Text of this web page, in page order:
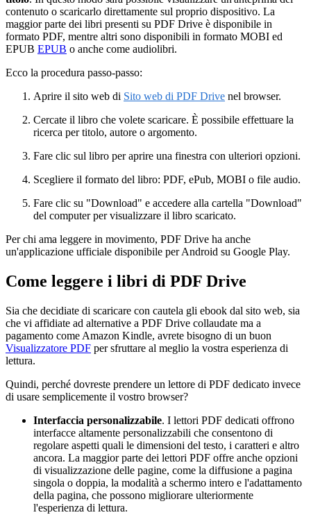
contenuto o scaricarlo direttamente sul proprio dispositivo. La
maggior parte dei libri presenti su PDF Drive è disponibile in
formato PDF, mentre altri sono disponibili in formato MOBI ed
EPUB EPUB o anche come audiolibri.
Ecco la procedura passo-passo:
Aprire il sito web di Sito web di PDF Drive nel browser.
Cercate il libro che volete scaricare. È possibile effettuare la
ricerca per titolo, autore o argomento.
Fare clic sul libro per aprire una finestra con ulteriori opzioni.
Scegliere il formato del libro: PDF, ePub, MOBI o file audio.
Fare clic su "Download" e accedere alla cartella "Download"
del computer per visualizzare il libro scaricato.
Per chi ama leggere in movimento, PDF Drive ha anche
un'applicazione ufficiale disponibile per Android su Google Play.
Come leggere i libri di PDF Drive
Sia che decidiate di scaricare con cautela gli ebook dal sito web, sia
che vi affidiate ad alternative a PDF Drive collaudate ma a
pagamento come Amazon Kindle, avrete bisogno di un buon
Visualizzatore PDF per sfruttare al meglio la vostra esperienza di
lettura.
Quindi, perché dovreste prendere un lettore di PDF dedicato invece
di usare semplicemente il vostro browser?
Interfaccia personalizzabile. I lettori PDF dedicati offrono
interfacce altamente personalizzabili che consentono di
regolare aspetti quali le dimensioni del testo, i caratteri e altro
ancora. La maggior parte dei lettori PDF offre anche opzioni
di visualizzazione delle pagine, come la diffusione a pagina
singola o doppia, la modalità a schermo intero e l'adattamento
della pagina, che possono migliorare ulteriormente
l'esperienza di lettura.